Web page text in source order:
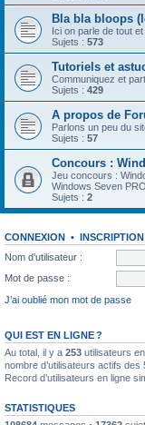
Bla bla bloops
Ici on parle de tout et
Sujets : 573
Tutoriels et
Communiquez et
Sujets : 429
A propos de
Parlons un peu du
Sujets : 57
Concours :
Jeu concours :
Windows Seven PRO
Sujets : 2
CONNEXION • INSCRIPTION
Nom d’utilisateur :
Mot de passe :
J’ai oublié mon mot de passe
QUI EST EN LIGNE ?
Au total, il y a 253 utilisateurs
nombre d’utilisateurs actifs
Record d’utilisateurs en ligne
STATISTIQUES